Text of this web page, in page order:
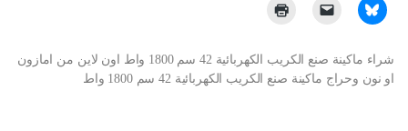
شراء ماكينة صنع الكريب الكهربائية 42 سم 1800 واط اون لاين من امازون
او نون وحراج ماكينة صنع الكريب الكهربائية 42 سم 1800 واط